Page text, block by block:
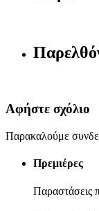
Αφήστε σχόλιο
Παρακαλούμε
Πρεμιέρες
Παραστάσεις